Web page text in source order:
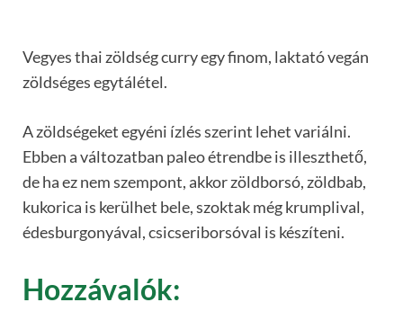
Vegyes thai zöldség curry egy finom, laktató vegán
zöldséges egytálétel.
A zöldségeket egyéni ízlés szerint lehet variálni.
Ebben a változatban paleo étrendbe is illeszthető,
de ha ez nem szempont, akkor zöldborsó, zöldbab,
kukorica is kerülhet bele, szoktak még krumplival,
édesburgonyával, csicseriborsóval is készíteni.
Hozzávalók: